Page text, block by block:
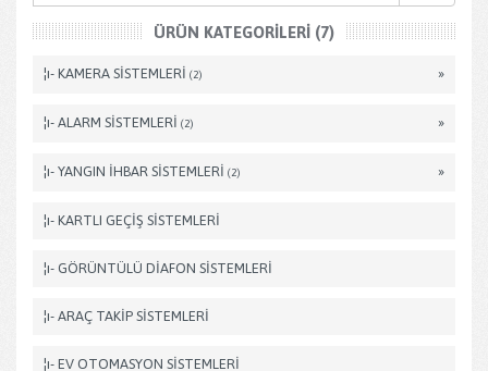
ÜRÜN KATEGORILERI (7)
¦ı- KAMERA SİSTEMLERİ (2) »
¦ı- ALARM SİSTEMLERİ (2) »
¦ı- YANGIN İHBAR SİSTEMLERİ (2) »
¦ı- KARTLI GEÇİŞ SİSTEMLERİ
¦ı- GÖRÜNTÜLÜ DİAFON SİSTEMLERİ
¦ı- ARAÇ TAKİP SİSTEMLERİ
¦ı- EV OTOMASYON SİSTEMLERİ